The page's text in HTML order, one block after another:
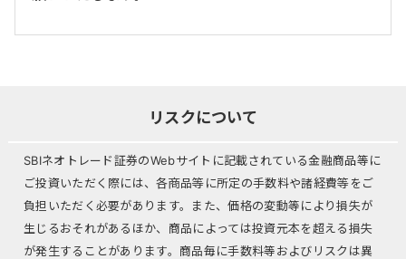
リスクについて
SBIネオトレード証券のWebサイトに記載されている金融商品等に
ご投資いただく際には、各商品等に所定の手数料や諸経費等をご
負担いただく必要があります。また、価格の変動等により損失が
生じるおそれがあるほか、商品によっては投資元本を超える損失
が発生することがあります。商品毎に手数料等およびリスクは異